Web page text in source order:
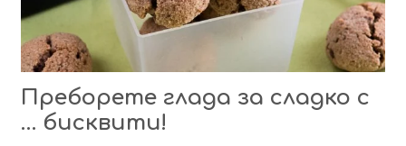
Преборете глада за сладко с
… бисквити!